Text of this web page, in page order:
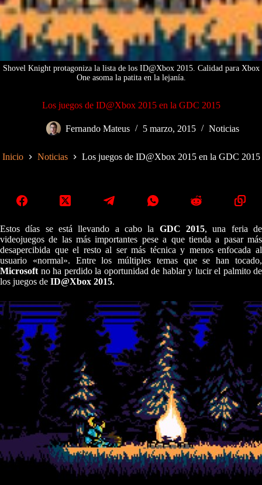
Shovel Knight protagoniza la lista de los ID@Xbox 2015. Calidad para Xbox
One asoma la patita en la lejanía.
Los juegos de ID@Xbox 2015 en la GDC 2015
Fernando Mateus 5 marzo, 2015 Noticias
Inicio Noticias Los juegos de ID@Xbox 2015 en la GDC 2015
Estos días se está llevando a cabo la GDC 2015, una feria de
videojuegos de las más importantes pese a que tienda a pasar más
desapercibida que el resto al ser más técnica y menos enfocada al
usuario «normal». Entre los múltiples temas que se han tocado,
Microsoft no ha perdido la oportunidad de hablar y lucir el palmito de
los juegos de ID@Xbox 2015.